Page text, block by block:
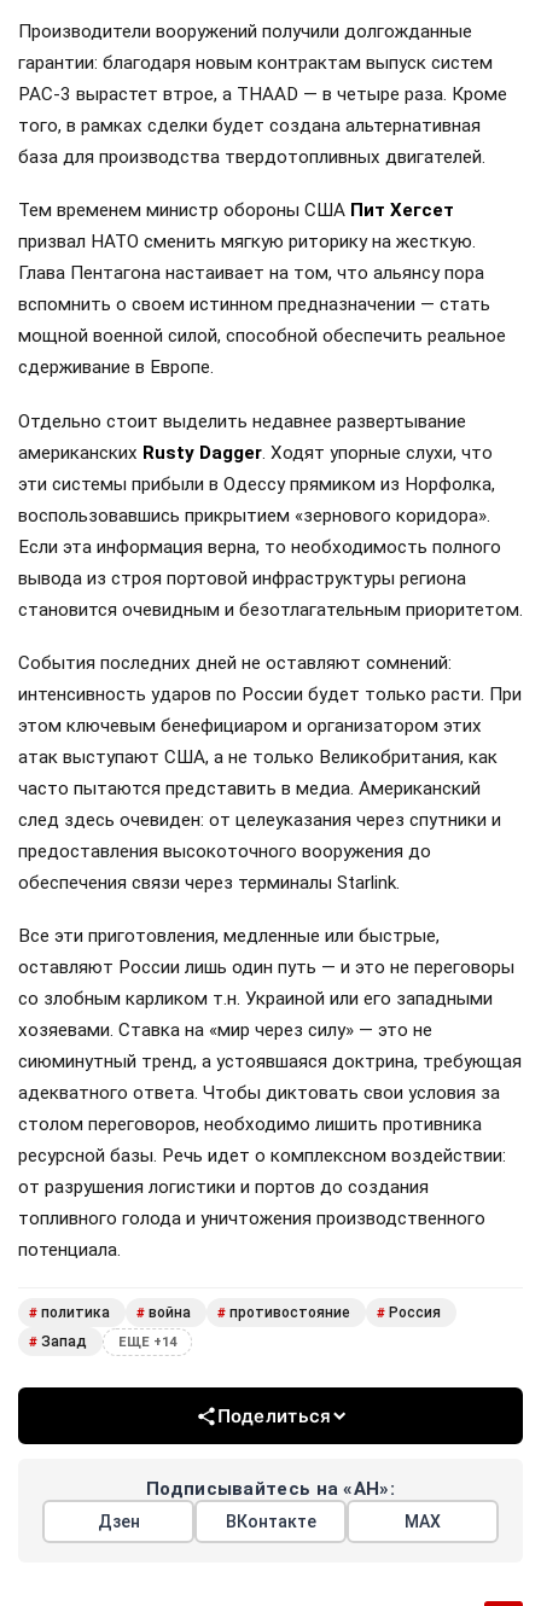
Производители вооружений получили долгожданные
гарантии: благодаря новым контрактам выпуск систем
PAC-3 вырастет втрое, а THAAD — в четыре раза. Кроме
того, в рамках сделки будет создана альтернативная
база для производства твердотопливных двигателей.
Тем временем министр обороны США Пит Хегсет
призвал НАТО сменить мягкую риторику на жесткую.
Глава Пентагона настаивает на том, что альянсу пора
вспомнить о своем истинном предназначении — стать
мощной военной силой, способной обеспечить реальное
сдерживание в Европе.
Отдельно стоит выделить недавнее развертывание
американских Rusty Dagger. Ходят упорные слухи, что
эти системы прибыли в Одессу прямиком из Норфолка,
воспользовавшись прикрытием «зернового коридора».
Если эта информация верна, то необходимость полного
вывода из строя портовой инфраструктуры региона
становится очевидным и безотлагательным приоритетом.
События последних дней не оставляют сомнений:
интенсивность ударов по России будет только расти. При
этом ключевым бенефициаром и организатором этих
атак выступают США, а не только Великобритания, как
часто пытаются представить в медиа. Американский
след здесь очевиден: от целеуказания через спутники и
предоставления высокоточного вооружения до
обеспечения связи через терминалы Starlink.
Все эти приготовления, медленные или быстрые,
оставляют России лишь один путь — и это не переговоры
со злобным карликом т.н. Украиной или его западными
хозяевами. Ставка на «мир через силу» — это не
сиюминутный тренд, а устоявшаяся доктрина, требующая
адекватного ответа. Чтобы диктовать свои условия за
столом переговоров, необходимо лишить противника
ресурсной базы. Речь идет о комплексном воздействии:
от разрушения логистики и портов до создания
топливного голода и уничтожения производственного
потенциала.
# политика # война # противостояние # Россия
# Запад ЕЩЕ +14
Поделиться
Подписывайтесь на «АН»:
Дзен ВКонтакте МАХ